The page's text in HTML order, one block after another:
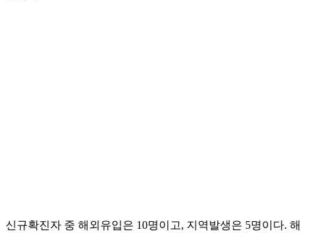
신규확진자 중 해외유입은 10명이고, 지역발생은 5명이다. 해